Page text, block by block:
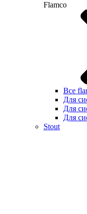
Flamco
Все
Для
Для
Для
Stout